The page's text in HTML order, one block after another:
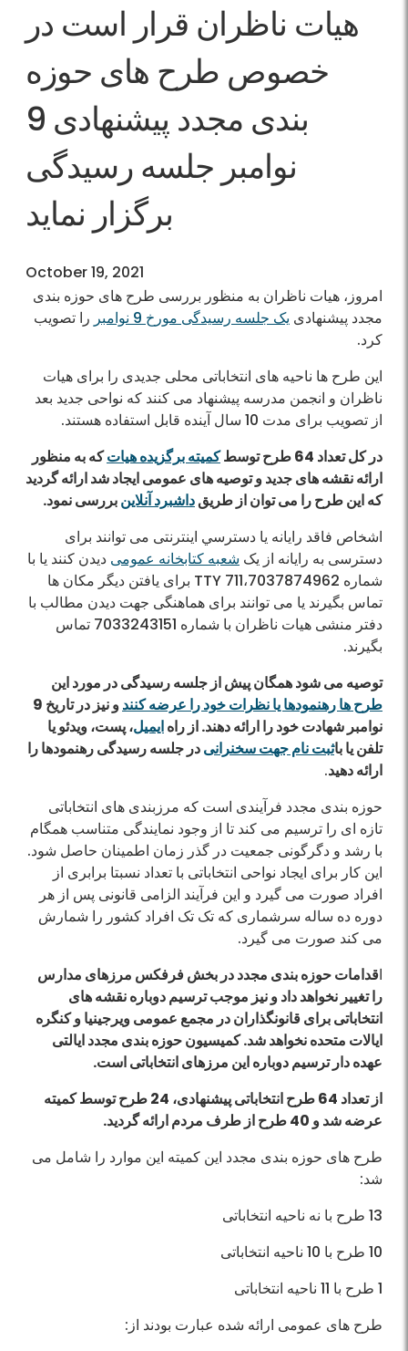
هیات ناظران قرار است در
خصوص طرح های حوزه
بندی مجدد پیشنهادی 9
نوامبر جلسه رسیدگی
برگزار نماید
October 19, 2021
امروز، هیات ناظران به منظور بررسی طرح های حوزه بندی
مجدد پیشنهادی یک جلسه رسیدگی مورخ 9 نوامبر
را تصویب
کرد.
این طرح ها ناحیه های انتخاباتی محلی جدیدی را برای هیات
ناظران و انجمن مدرسه پیشنهاد می کنند که نواحی جدید بعد
از تصویب برای مدت 10 سال آینده قابل استفاده هستند.
در کل تعداد 64 طرح توسط
کمیته برگزیده هیاتکه به منظور
ارائه نقشه های جدید و توصیه های عمومی ایجاد شد ارائه گردید
که این طرح را می توان از طریقداشبرد آنلاینبررسی نمود.
اشخاص فاقد رایانه یا دسترسي اینترنتی می توانند برای
دسترسی به رایانه از یک شعبه کتابخانه عمومی دیدن کنند یا با
شماره 7037874962،TTY 711 برای یافتن دیگر مکان ها
تماس بگیرند یا می توانند برای هماهنگی جهت دیدن مطالب با
دفتر منشی هیات ناظران با شماره 7033243151 تماس
بگیرند.
توصیه می شود همگان پیش از جلسه رسیدگی در مورد این
طرح ها رهنمودها یا نظرات خود را عرضه کنند
و نیز در تاریخ 9
نوامبر شهادت خود را ارائه دهند. از راهایمیل، پست، ویدئو یا
تلفن یا باثبت نام جهت سخنرانیدر جلسه رسیدگی رهنمودها را
ارائه دهید.
حوزه بندی مجدد فرآیندی است که مرزبندی های انتخاباتی
تازه ای را ترسیم می کند تا از وجود نمایندگی متناسب همگام
با رشد و دگرگونی جمعیت در گذر زمان اطمينان حاصل شود.
این کار برای ایجاد نواحی انتخاباتی با تعداد نسبتا برابری از
افراد صورت می گیرد و این فرآیند الزامی قانونی پس از هر
دوره ده ساله سرشماری که تک تک افراد کشور را شمارش
می کند صورت می گیرد.
اقدامات حوزه بندی مجدد در بخش فرفکس مرزهای مدارس
را تغییر نخواهد داد و نیز موجب ترسیم دوباره نقشه های
انتخاباتی برای قانونگذاران در مجمع عمومی ویرجینیا و کنگره
ایالات متحده نخواهد شد. کمیسیون حوزه بندی مجدد ایالتی
عهده دار ترسیم دوباره این مرز‌های انتخاباتی است.
از تعداد 64 طرح انتخاباتی پیشنهادی، 24 طرح توسط کمیته
عرضه شد و 40 طرح از طرف مردم ارائه گردید.
طرح های حوزه بندی مجدد این کمیته این موارد را شامل می
شد:
13 طرح با نه ناحیه انتخاباتی
10 طرح با 10 ناحیه انتخاباتی
1 طرح با 11 ناحیه انتخاباتی
طرح های عمومی ارائه شده عبارت بودند از: